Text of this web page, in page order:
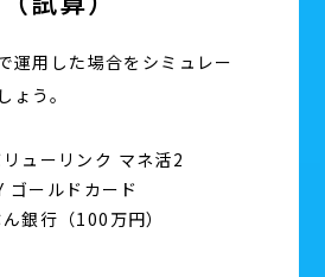
運用した場合をシミュレー
ょう。
ューリンク マネ活2
ゴールドカード
銀行（100万円）